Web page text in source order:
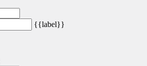
{{label}}